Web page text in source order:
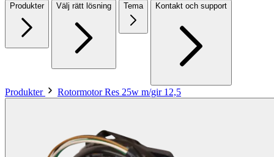
Produkter Välj rätt lösning Tema Kontakt och support
Produkter Rotormotor Res 25w m/gir 12,5